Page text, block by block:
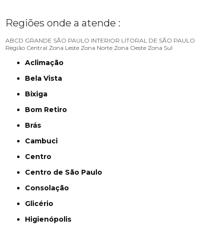
Regiões onde a atende :
ABCD GRANDE SÃO PAULO INTERIOR LITORAL DE SÃO PAULO
Região Central Zona Leste Zona Norte Zona Oeste Zona Sul
Aclimação
Bela Vista
Bixiga
Bom Retiro
Brás
Cambuci
Centro
Centro de São Paulo
Consolação
Glicério
Higienópolis